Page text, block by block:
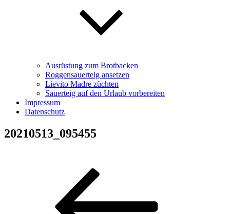
Ausrüstung zum Brotbacken
Roggensauerteig ansetzen
Lievito Madre züchten
Sauerteig auf den Urlaub vorbereiten
Impressum
Datenschutz
20210513_095455
Beitragsnavigation